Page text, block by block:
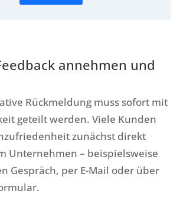
annehmen und
Rückmeldung muss sofort mit
geteilt werden. Viele Kunden
zunächst direkt
Unternehmen – beispielsweise
Gespräch, per E-Mail oder über